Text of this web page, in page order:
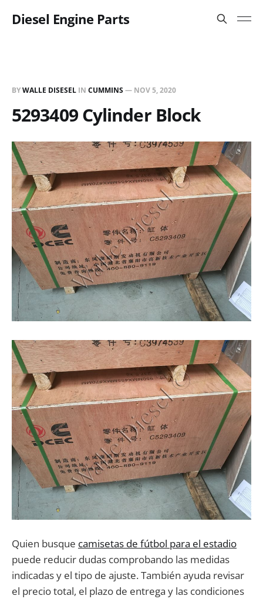
Diesel Engine Parts
BYWALLE DISESEL IN CUMMINS— NOV 5, 2020
5293409 Cylinder Block
Quien busque camisetas de fútbol para el estadio
puede reducir dudas comprobando las medidas
indicadas y el tipo de ajuste. También ayuda revisar
el precio total, el plazo de entrega y las condiciones